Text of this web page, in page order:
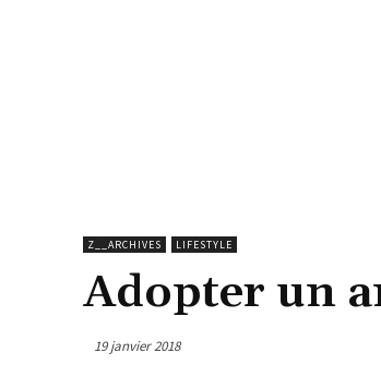
Z__ARCHIVES LIFESTYLE
Adopter un
19 janvier 2018